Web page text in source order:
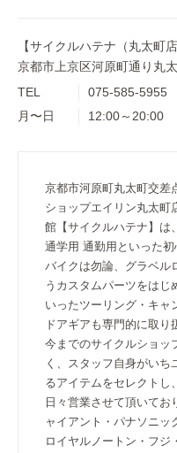
【サイクルハテナ（丸太町
京都市上京区河原町通り丸
TEL
075-585-5955
月〜日
12:00～20:00
京都市河原町丸太町交差
ショップエイリン丸太町
館【サイクルハテナ】は
通学用 通勤用といった
バイクは勿論、グラベル
うカスタムパーツをはじ
いったツーリング・キャ
ドアギアも専門的に取り
今までのサイクルショッ
く、スタッフ自身がいち
るアイテムをセレクトし
日々営業させて頂いて
ャイアント・パナソニッ
ロイヤルノートン・フジ